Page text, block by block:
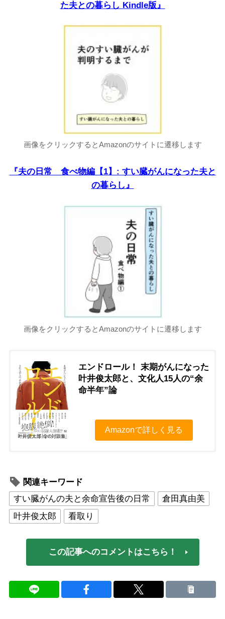
た夫との暮らし Kindle版』
画像をクリックするとAmazonのサイトに遷移します
『夫の日常 食べ物編【1】: すい臓がんになった夫と
の暮らし』
画像をクリックするとAmazonのサイトに遷移します
エンドロール！ 末期がんになった
叶井俊太郎と、文化人15人の“余
命半年”論
Amazonで詳しく見る
関連キーワード
すい臓がんの夫と余命宣告後の日常
倉田真由美
叶井俊太郎
看取り
この記事へのコメントはこちら！